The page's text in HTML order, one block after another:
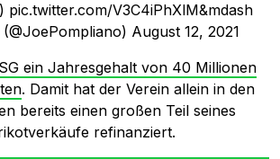
pic.twitter.com/V3C4iPhXlM&mdash
August 12, 2021
ein Jahresgehalt von 40 Millionen
. Damit hat der Verein allein in den
bereits einen großen Teil seines
refinanziert.